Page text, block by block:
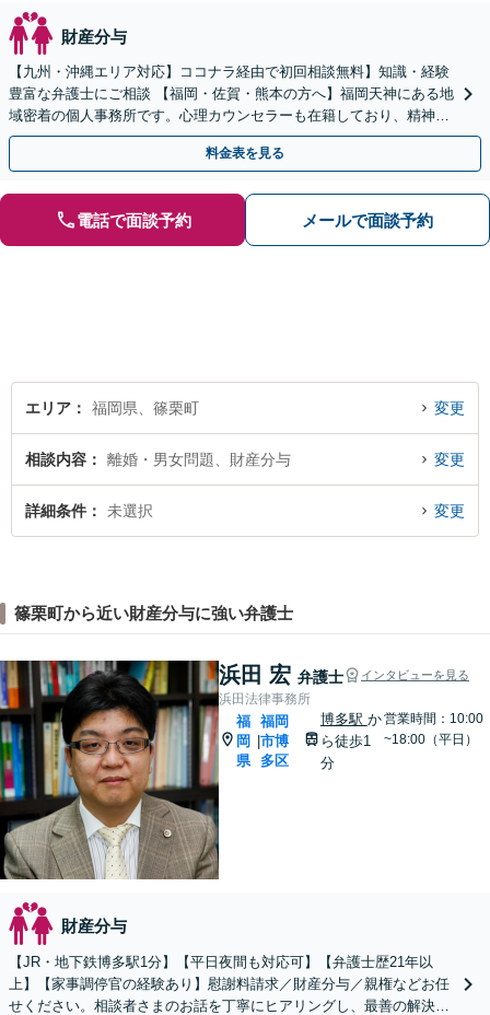
財産分与
【九州・沖縄エリア対応】ココナラ経由で初回相談無料】知識・経験
豊富な弁護士にご相談 【福岡・佐賀・熊本の方へ】福岡天神にある地
域密着の個人事務所です。心理カウンセラーも在籍しており、精神的
に不安な方にも安心してご相談頂けます
料金表を見る
電話で面談予約 メールで面談予約
エリア 福岡県、篠栗町 変更
相談内容 離婚・男女問題、財産分与 変更
詳細条件 未選択 変更
篠栗町から近い財産分与に強い弁護士
浜田 宏 弁護士 インタビューを見る
浜田法律事務所
福
岡
県
|
福岡
市博
多区
博多駅 か
ら徒歩1
分
営業時間：10:00
~18:00（平日）
財産分与
【JR・地下鉄博多駅1分】【平日夜間も対応可】【弁護士歴21年以
上】【家事調停官の経験あり】慰謝料請求／財産分与／親権などお任
せください。相談者さまのお話を丁寧にヒアリングし、最善の解決策